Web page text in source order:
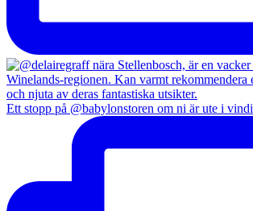
Ett stopp på @babylonstoren om ni är ute i vindi